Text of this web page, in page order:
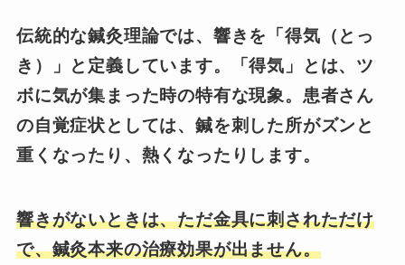
伝統的な鍼灸理論では、響きを「得気（とっ
き）」と定義しています。
「得気」とは、ツ
ボに気が集まった時の特有な現象。患者さん
の自覚症状としては、鍼を刺した所がズンと
重くなったり、熱くなったりします。
響きがないときは、ただ金具に刺されただけ
で、鍼灸本来の治療効果が出ません。